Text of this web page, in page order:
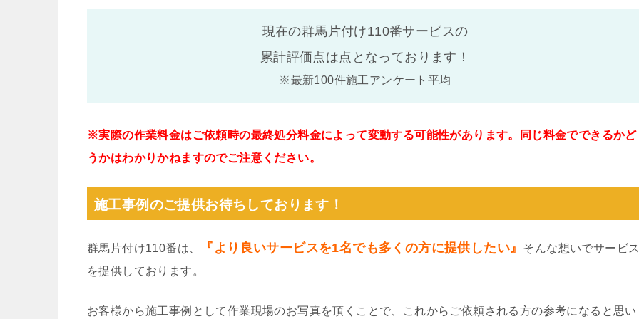
現在の群馬片付け110番サービスの
累計評価点は点となっております！
※最新100件施工アンケート平均
※実際の作業料金はご依頼時の最終処分料金によって変動する可能性があります。同じ料金でできるかど
うかはわかりかねますのでご注意ください。
施工事例のご提供お待ちしております！
群馬片付け110番は、 『より良いサービスを1名でも多くの方に提供したい』
そんな想いでサービ
を提供しております。
お客様から施工事例として作業現場のお写真を頂くことで、これからご依頼される方の参考になると思い